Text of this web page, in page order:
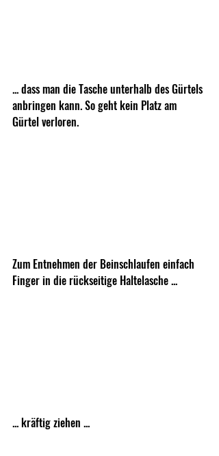
... dass man die Tasche unterhalb des Gürtels
anbringen kann. So geht kein Platz am
Gürtel verloren.
Zum Entnehmen der Beinschlaufen einfach
Finger in die rückseitige Haltelasche ...
... kräftig ziehen ...